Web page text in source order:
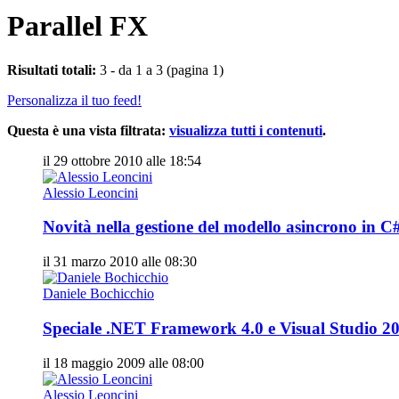
Parallel FX
Risultati totali: 3 - da 1 a 3 (pagina 1)
Personalizza il tuo feed!
Questa è una vista filtrata: visualizza tutti i contenuti.
il 29 ottobre 2010 alle 18:54
Alessio Leoncini
Novità nella gestione del modello asincrono in
il 31 marzo 2010 alle 08:30
Daniele Bochicchio
Speciale .NET Framework 4.0 e Visual Studio
il 18 maggio 2009 alle 08:00
Alessio Leoncini